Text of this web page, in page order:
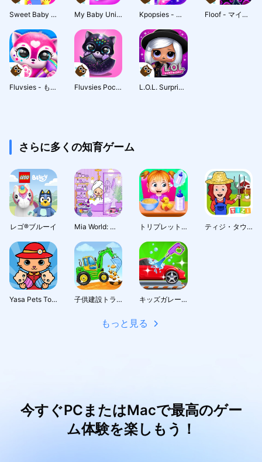
Sweet Baby Girl Cleanup 5 My Baby Unicorn - ポニープレイ Kpopsies - ・ユニコーン・バンドを孵化させよう Floof - マイペットハウス
Fluvsies - もふもふ、ふわふわ、かわいい Fluvsies Pocket World L.O.L. Surprise! ディスコハウス
さらに多くの知育ゲーム
レゴ®ブルーイ Mia World: ミアの世界 - 子供の夢ドレスアッ トリプレットシックベイビーケアゲーム ティジ・タウン - 私の動物農場生活
Yasa Pets Town 子供建設トラックゲーム キッズガレージ: 子ども向け自動車修理ゲーム
もっと見る
今すぐPCまたはMacで最高のゲー
ム体験を楽しもう！